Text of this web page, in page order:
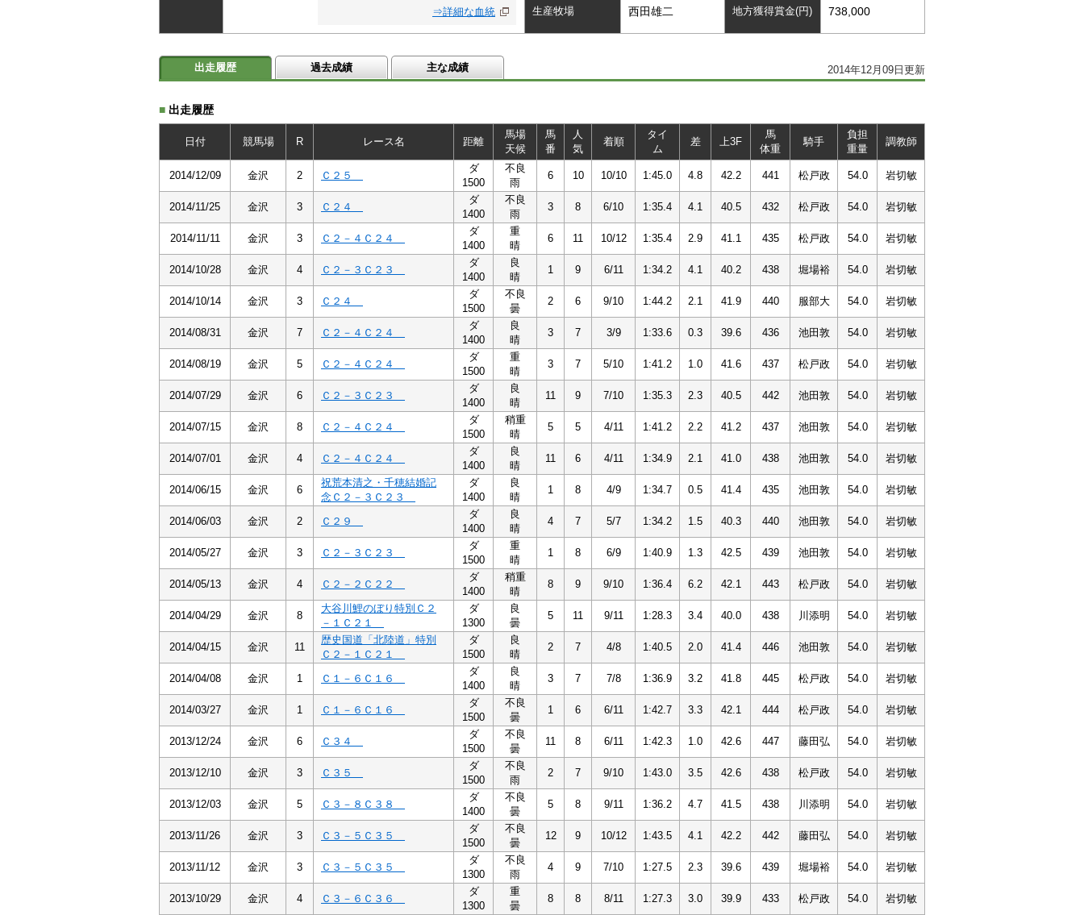
⇒詳細な血統
生産牧場 西田雄二 地方獲得賞金(円) 738,000
2014年12月09日更新
出走履歴 過去成績 主な成績
■ 出走履歴
日付 競馬場 R レース名 距離
馬場
天候
馬
番
人
気
着順
タイ
ム
差 上3F
馬
体重
騎手
負担
重量
調教師
2014/12/09 金沢 2 Ｃ２５
ダ
1500
不良
雨
6 10 10/10 1:45.0 4.8 42.2 441 松戸政 54.0 岩切敏
2014/11/25 金沢 3 Ｃ２４
ダ
1400
不良
雨
3 8 6/10 1:35.4 4.1 40.5 432 松戸政 54.0 岩切敏
2014/11/11 金沢 3 Ｃ２－４Ｃ２４
ダ
1400
重
晴
6 11 10/12 1:35.4 2.9 41.1 435 松戸政 54.0 岩切敏
2014/10/28 金沢 4 Ｃ２－３Ｃ２３
ダ
1400
良
晴
1 9 6/11 1:34.2 4.1 40.2 438 堀場裕 54.0 岩切敏
2014/10/14 金沢 3 Ｃ２４
ダ
1500
不良
曇
2 6 9/10 1:44.2 2.1 41.9 440 服部大 54.0 岩切敏
2014/08/31 金沢 7 Ｃ２－４Ｃ２４
ダ
1400
良
晴
3 7 3/9 1:33.6 0.3 39.6 436 池田敦 54.0 岩切敏
2014/08/19 金沢 5 Ｃ２－４Ｃ２４
ダ
1500
重
晴
3 7 5/10 1:41.2 1.0 41.6 437 松戸政 54.0 岩切敏
2014/07/29 金沢 6 Ｃ２－３Ｃ２３
ダ
1400
良
晴
11 9 7/10 1:35.3 2.3 40.5 442 池田敦 54.0 岩切敏
2014/07/15 金沢 8 Ｃ２－４Ｃ２４
ダ
1500
稍重
晴
5 5 4/11 1:41.2 2.2 41.2 437 池田敦 54.0 岩切敏
2014/07/01 金沢 4 Ｃ２－４Ｃ２４
ダ
1400
良
晴
11 6 4/11 1:34.9 2.1 41.0 438 池田敦 54.0 岩切敏
2014/06/15 金沢 6
祝荒本清之・千穂結婚記
念Ｃ２－３Ｃ２３
ダ
1400
良
晴
1 8 4/9 1:34.7 0.5 41.4 435 池田敦 54.0 岩切敏
2014/06/03 金沢 2 Ｃ２９
ダ
1400
良
晴
4 7 5/7 1:34.2 1.5 40.3 440 池田敦 54.0 岩切敏
2014/05/27 金沢 3 Ｃ２－３Ｃ２３
ダ
1500
重
晴
1 8 6/9 1:40.9 1.3 42.5 439 池田敦 54.0 岩切敏
2014/05/13 金沢 4 Ｃ２－２Ｃ２２
ダ
1400
稍重
晴
8 9 9/10 1:36.4 6.2 42.1 443 松戸政 54.0 岩切敏
2014/04/29 金沢 8
大谷川鯉のぼり特別Ｃ２
－１Ｃ２１
ダ
1300
良
曇
5 11 9/11 1:28.3 3.4 40.0 438 川添明 54.0 岩切敏
2014/04/15 金沢 11
歴史国道「北陸道」特別
Ｃ２－１Ｃ２１
ダ
1500
良
晴
2 7 4/8 1:40.5 2.0 41.4 446 池田敦 54.0 岩切敏
2014/04/08 金沢 1 Ｃ１－６Ｃ１６
ダ
1400
良
晴
3 7 7/8 1:36.9 3.2 41.8 445 松戸政 54.0 岩切敏
2014/03/27 金沢 1 Ｃ１－６Ｃ１６
ダ
1500
不良
曇
1 6 6/11 1:42.7 3.3 42.1 444 松戸政 54.0 岩切敏
2013/12/24 金沢 6 Ｃ３４
ダ
1500
不良
曇
11 8 6/11 1:42.3 1.0 42.6 447 藤田弘 54.0 岩切敏
2013/12/10 金沢 3 Ｃ３５
ダ
1500
不良
雨
2 7 9/10 1:43.0 3.5 42.6 438 松戸政 54.0 岩切敏
2013/12/03 金沢 5 Ｃ３－８Ｃ３８
ダ
1400
不良
曇
5 8 9/11 1:36.2 4.7 41.5 438 川添明 54.0 岩切敏
2013/11/26 金沢 3 Ｃ３－５Ｃ３５
ダ
1500
不良
曇
12 9 10/12 1:43.5 4.1 42.2 442 藤田弘 54.0 岩切敏
2013/11/12 金沢 3 Ｃ３－５Ｃ３５
ダ
1300
不良
雨
4 9 7/10 1:27.5 2.3 39.6 439 堀場裕 54.0 岩切敏
2013/10/29 金沢 4 Ｃ３－６Ｃ３６
ダ
1300
重
曇
8 8 8/11 1:27.3 3.0 39.9 433 松戸政 54.0 岩切敏